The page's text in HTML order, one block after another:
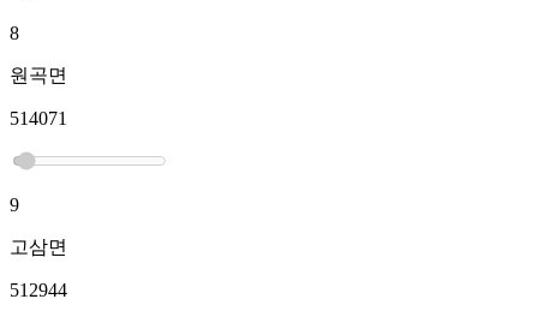
8
원곡면
514071
9
고삼면
512944